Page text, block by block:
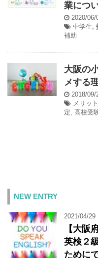
業につ
2020/06/
中学生,
補助
大阪の
メする
2018/09/
メリット
定, 高校受
NEW ENTRY
2021/04/29
【大阪
英検２
ために